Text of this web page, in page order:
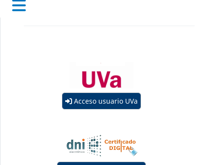
Acceso usuario UVa